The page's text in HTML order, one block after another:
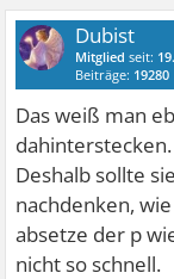
Dubist
Mitglied seit:
Beiträge: 19280
Das weiß man
dahinterstecken.
Deshalb sollte
nachdenken,
absetze der p
nicht so schnell.